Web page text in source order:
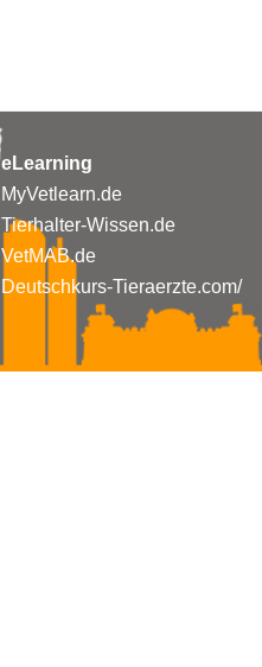
eLearning
MyVetlearn.de
Tierhalter-Wissen.de
VetMAB.de
Deutschkurs-Tieraerzte.com/